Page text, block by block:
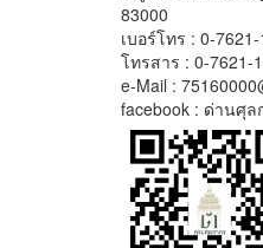
83000
เบอร์โทร : 0-
โทรสาร : 0-7621-
e-Mail :
facebook : ด่านศุล